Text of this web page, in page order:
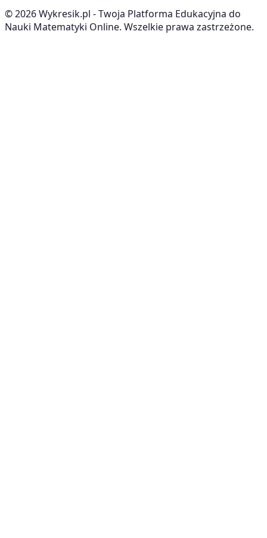
©2026Wykresik.pl - Twoja Platforma Edukacyjna do
Nauki Matematyki Online. Wszelkie prawa zastrzeżone.